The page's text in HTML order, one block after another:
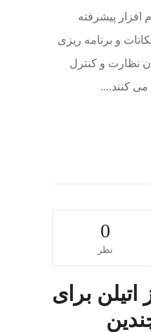
پیشرفته
و برنامه ریزی
نظارت و کنترل
می کنند....
0
نظر
اتیلن برای